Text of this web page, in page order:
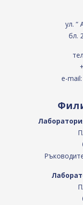
ул. “
бл.
e-mail: